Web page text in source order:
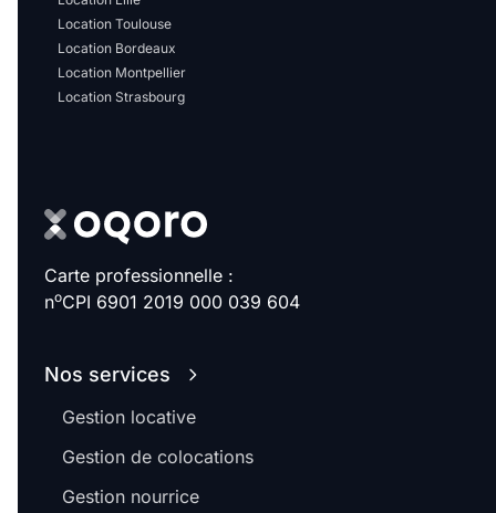
Location Toulouse
Location Bordeaux
Location Montpellier
Location Strasbourg
Carte professionnelle :
noCPI 6901 2019 000 039 604
Nos services
Gestion locative
Gestion de colocations
Gestion nourrice